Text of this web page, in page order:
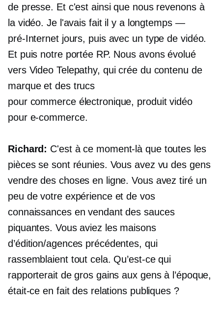
de presse. Et c'est ainsi que nous revenons à
la vidéo. Je l'avais fait il y a longtemps —
pré-Internetjours, puis avec un type de vidéo.
Et puis notre portée RP. Nous avons évolué
vers Video Telepathy, qui crée du contenu de
marque et des trucs
pour commerce électronique, produit vidéo
pour e-commerce.
Richard: C'est à ce moment-là que toutes les
pièces se sont réunies. Vous avez vu des gens
vendre des choses en ligne. Vous avez tiré un
peu de votre expérience et de vos
connaissances en vendant des sauces
piquantes. Vous aviez les maisons
d’édition/agences précédentes, qui
rassemblaient tout cela. Qu’est-ce qui
rapporterait de gros gains aux gens à l’époque,
était-ce en fait des relations publiques ?